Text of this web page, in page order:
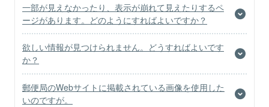
一部が見えなかったり、表示が崩れて見えたりするペ
ージがあります。どのようにすればよいですか？
欲しい情報が見つけられません。どうすればよいです
か？
郵便局のWebサイトに掲載されている画像を使用した
いのですが。